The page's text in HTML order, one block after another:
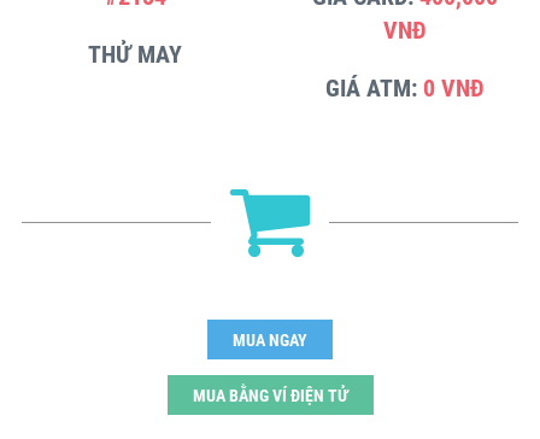
THỬ MAY
VNĐ
GIÁ ATM: 0 VNĐ
MUA NGAY
MUA BẰNG VÍ ĐIỆN TỬ